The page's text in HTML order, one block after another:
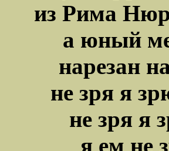
из Рима
а юный
нарезан
не зря я
не зря я
я ем не